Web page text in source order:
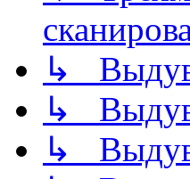
↳
↳
↳ Выдув